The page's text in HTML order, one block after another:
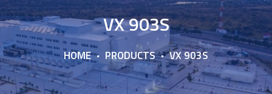
VX 903S
HOME PRODUCTS VX 903S